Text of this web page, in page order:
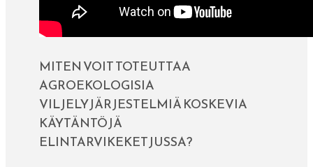
MITEN VOIT TOTEUTTAA
AGROEKOLOGISIA
VILJELYJÄRJESTELMIÄ KOSKEVIA
KÄYTÄNTÖJÄ
ELINTARVIKEKETJUSSA?